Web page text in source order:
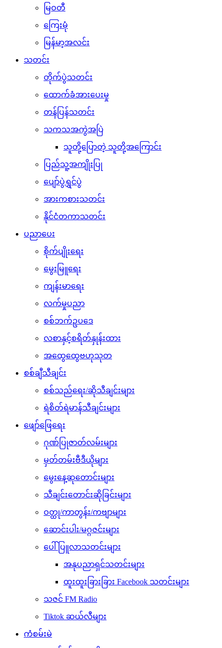
မြဝတီ
ကြေးမုံ
မြန်မာ့အလင်း
သတင်း
တိုက်ပွဲသတင်း
ထောက်ခံအားပေးမှု
တန်ပြန်သတင်း
သကသအကွဲအပြဲ
သူတို့ပြောတဲ့ သူတို့အကြောင်း
ပြည်သူ့အကျိုးပြု
ပျော်ပွဲရွှင်ပွဲ
အားကစားသတင်း
နိုင်ငံတကာသတင်း
ပညာပေး
စိုက်ပျိုးရေး
မွေးမြူရေး
ကျန်းမာရေး
လက်မှုပညာ
စစ်ဘက်ဥပဒေ
လစာနှင့်စရိတ်နှုန်းထား
အထွေထွေဗဟုသုတ
စစ်ချီသီချင်း
စစ်သည်ရေး/ဆိုသီချင်းများ
ရဲစိတ်ရဲမာန်သီချင်းများ
ဖျော်ဖြေရေး
ဂုဏ်ပြုဇာတ်လမ်းများ
မှတ်တမ်းဗီဒီယိုများ
မွေးနေ့ဆုတောင်းများ
သီချင်းတောင်းဆိုခြင်းများ
ဝတ္ထု/ကာတွန်း/ကဗျာများ
ဆောင်းပါး/မဂ္ဂဇင်းများ
ပေါ်ပြူလာသတင်းများ
အနုပညာရှင်သတင်းများ
ထူးထူးခြားခြား Facebook သတင်းများ
သဇင် FM Radio
Tiktok ဆယ်လီများ
ကံစမ်းမဲ